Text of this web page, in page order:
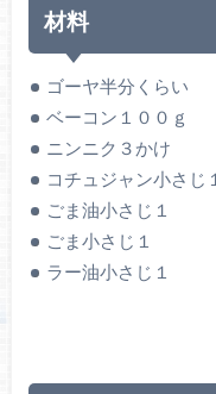
材料
ゴーヤ半分くらい
ベーコン１００ｇ
ニンニク３かけ
コチュジャン小さじ１
ごま油小さじ１
ごま小さじ１
ラー油小さじ１